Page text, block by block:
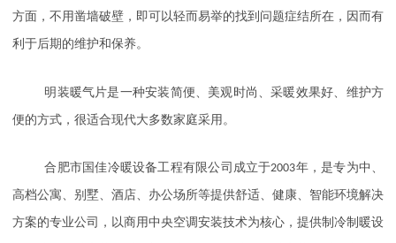
方面，不用凿墙破壁，即可以轻而易举的找到问题症结所在，因而有
利于后期的维护和保养。
明装暖气片是一种安装简便、美观时尚、采暖效果好、维护方
便的方式，很适合现代大多数家庭采用。
合肥市国佳冷暖设备工程有限公司成立于2003年，是专为中、
高档公寓、别墅、酒店、办公场所等提供舒适、健康、智能环境解决
方案的专业公司，以商用中央空调安装技术为核心，提供制冷制暖设